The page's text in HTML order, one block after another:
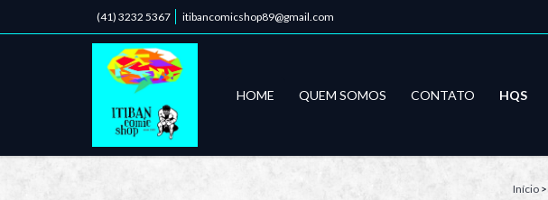
(41) 3232 5367 itibancomicshop89@gmail.com
HOME QUEM SOMOS CONTATO HQS
Início >